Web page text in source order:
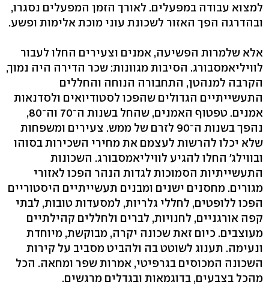
למצוא עבודה במפעלים. לאורך הזמן המפעלים נסגרו,
ובהדרגה הפך האזור לשכונת עוני מוכת אלימות ופשע.
אלא שלמרות הפשיעה, אמנים וצעירים החלו לעבור
לוויליאמסבורג. הסיבות מגוונות: שכר הדירה היה נמוך,
הקרבה למנהטן, התחבורה הנוחה והחללים
התעשייתיים הגדולים שהפכו לסטודיואים ולסדנאות
אמנים. טפטוף האמנים, שהחל בשנות ה־70 וה־80,
נהפך בשנות ה־90 לזרם של ממש. צעירים ומשפחות
שלא יכלו להרשות לעצמם את מחירי השכירות בסוהו
ובווילג' החלו להגיע לוויליאמסבורג. השכונות
התעשייתיות הסמוכות לגדות הנהר הפכו לאזורי
מגורים. מחסנים ישנים ומבנים תעשייתיים היסטוריים
הפכו ללופטים, לחללי גלריות, למסעדות טובות, לבתי
קפה אורגניים, לחנויות, לברים ולחללים קהילתיים
מעוצבים. כיום זאת שכונה יקרה, מבוקשת, מיוחדת
ונעימה. תענוג לשוטט בה ולהביט מסביב על קירות
השכונה המכוסים בגרפיטי, אמרות שפר ומחאה. הכל
מהכל בצבעים, בדוגמאות ובגדלים מרגשים.